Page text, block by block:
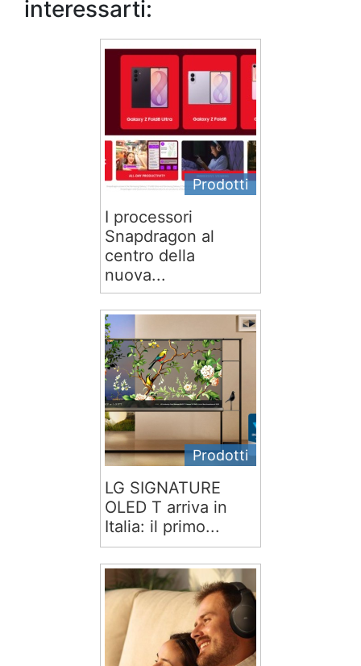
interessarti:
Prodotti
I processori
Snapdragon al
centro della
nuova...
Prodotti
LG SIGNATURE
OLED T arriva in
Italia: il primo...